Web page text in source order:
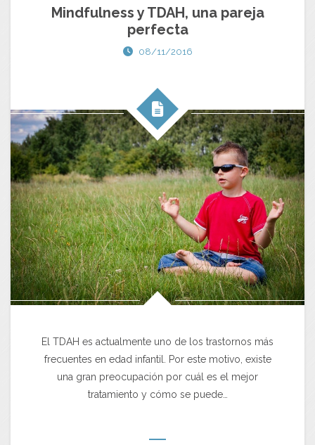
Mindfulness y TDAH, una pareja
perfecta
08/11/2016
El TDAH es actualmente uno de los trastornos más
frecuentes en edad infantil. Por este motivo, existe
una gran preocupación por cuál es el mejor
tratamiento y cómo se puede…